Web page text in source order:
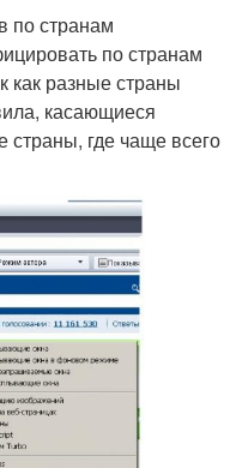
по странам
по странам
как разные страны
касающиеся
страны, где чаще всего